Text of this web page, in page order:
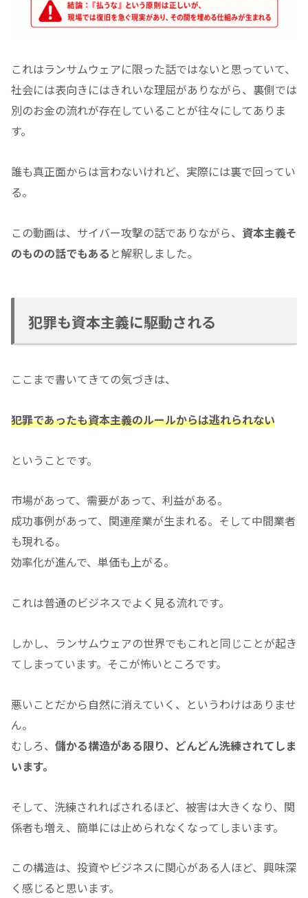
これはランサムウェアに限った話ではないと思っていて、
社会には表向きにはきれいな理屈がありながら、裏側では
別のお金の流れが存在していることが往々にしてありま
す。
誰も真正面からは言わないけれど、実際には裏で回ってい
る。
この動画は、サイバー攻撃の話でありながら、 資本主義そ
のものの話でもある と解釈しました。
犯罪も資本主義に駆動される
ここまで書いてきての気づきは、
犯罪であったも資本主義のルールからは逃れられない
ということです。
市場があって、需要があって、利益がある。
成功事例があって、関連産業が生まれる。そして中間業者
も現れる。
効率化が進んで、単価も上がる。
これは普通のビジネスでよく見る流れです。
しかし、ランサムウェアの世界でもこれと同じことが起き
てしまっています。そこが怖いところです。
悪いことだから自然に消えていく、というわけはありませ
ん。
むしろ、 儲かる構造がある限り、どんどん洗練されてしま
います。
そして、洗練されればされるほど、被害は大きくなり、関
係者も増え、簡単には止められなくなってしまいます。
この構造は、投資やビジネスに関心がある人ほど、興味深
く感じると思います。